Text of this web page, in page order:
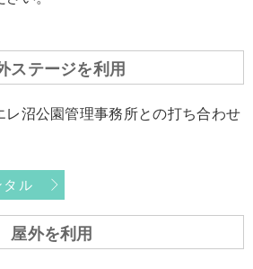
ステージを利用
レ沼公園管理事務所との打ち合わせ
タル
屋外を利用